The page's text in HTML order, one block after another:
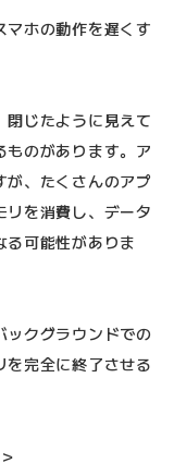
マホの動作を遅くす
閉じたように見えて
ものがあります。ア
が、たくさんのアプ
リを消費し、データ
る可能性がありま
ックグラウンドでの
完全に終了させる